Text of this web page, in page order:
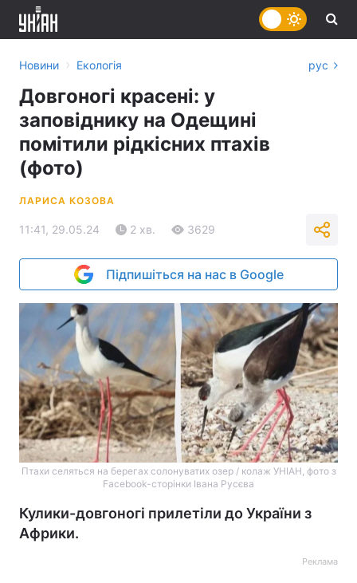
Новини › Екологія рус
Довгоногі красені: у
заповіднику на Одещині
помітили рідкісних птахів
(фото)
ЛАРИСА КОЗОВА
11:41, 29.05.24 2 хв. 3629
Підпишіться на нас в Google
Птахи селяться на берегах солонуватих озер / колаж УНІАН, фото з
Facebook-сторінки Івана Русєва
Кулики-довгоногі прилетіли до України з
Африки.
Реклама